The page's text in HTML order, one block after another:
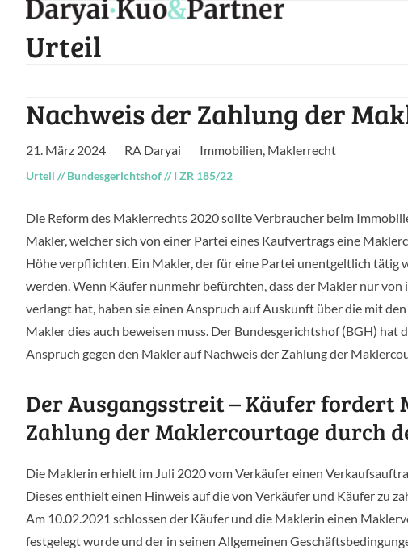
contentUrteil
Nachweis der Zahlung der
21. März 2024 RA Daryai Immobilien, Maklerrecht
Urteil //Bundesgerichtshof//I ZR 185/22
Die Reform des Maklerrechts 2020 sollte Verbraucher beim
Makler, welcher sich von einer Partei eines Kaufvertrags eine
Höhe verpflichten. Ein Makler, der für eine Partei unentgeltlich
werden. Wenn Käufer nunmehr befürchten, dass der Makler nur
verlangt hat, haben sie einen Anspruch auf Auskunft über die mit
Makler dies auch beweisen muss. Der Bundesgerichtshof (BGH) hat
Anspruch gegen den Makler auf Nachweis der Zahlung der
Der Ausgangsstreit – Käufer fordert
Zahlung der Maklercourtage durch
Die Maklerin erhielt im Juli 2020 vom Verkäufer einen
Dieses enthielt einen Hinweis auf die von Verkäufer und Käufer zu
Am 10.02.2021 schlossen der Käufer und die Maklerin einen
festgelegt wurde und der in seinen Allgemeinen